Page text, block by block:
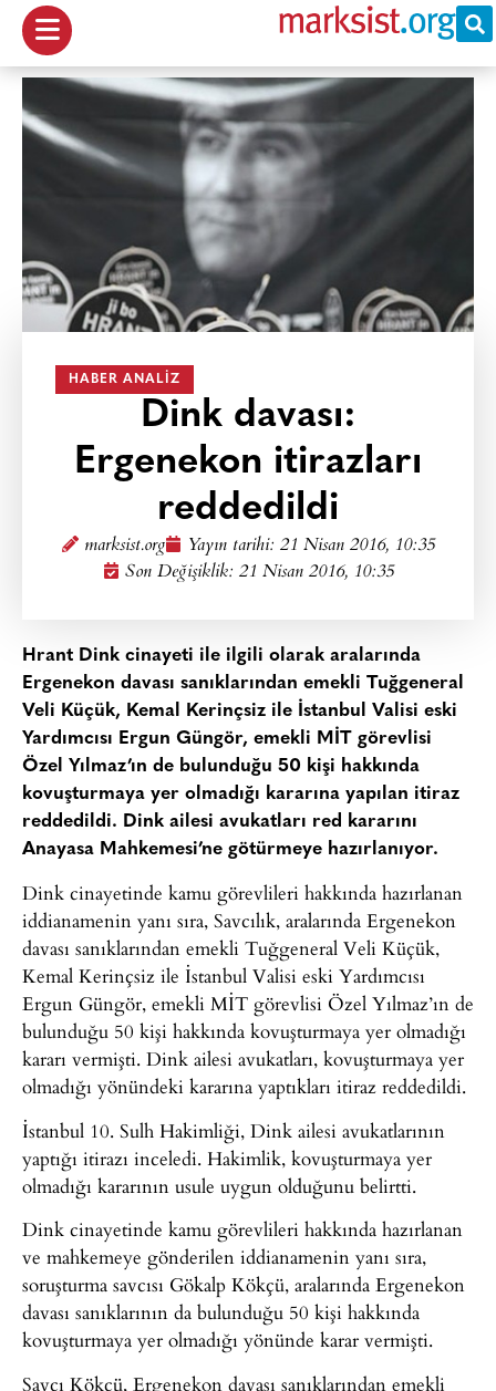
HABER ANALIZ
Dink davası:
Ergenekon itirazları
reddedildi
marksist.org Yayın tarihi: 21 Nisan 2016, 10:35
Son Değişiklik: 21 Nisan 2016, 10:35
Hrant Dink cinayeti ile ilgili olarak aralarında
Ergenekon davası sanıklarından emekli Tuğgeneral
Veli Küçük, Kemal Kerinçsiz ile İstanbul Valisi eski
Yardımcısı Ergun Güngör, emekli MİT görevlisi
Özel Yılmaz’ın de bulunduğu 50 kişi hakkında
kovuşturmaya yer olmadığı kararına yapılan itiraz
reddedildi. Dink ailesi avukatları red kararını
Anayasa Mahkemesi’ne götürmeye hazırlanıyor.
Dink cinayetinde kamu görevlileri hakkında hazırlanan
iddianamenin yanı sıra, Savcılık, aralarında Ergenekon
davası sanıklarından emekli Tuğgeneral Veli Küçük,
Kemal Kerinçsiz ile İstanbul Valisi eski Yardımcısı
Ergun Güngör, emekli MİT görevlisi Özel Yılmaz’ın de
bulunduğu 50 kişi hakkında kovuşturmaya yer olmadığı
kararı vermişti. Dink ailesi avukatları, kovuşturmaya yer
olmadığı yönündeki kararına yaptıkları itiraz reddedildi.
İstanbul 10. Sulh Hakimliği, Dink ailesi avukatlarının
yaptığı itirazı inceledi. Hakimlik, kovuşturmaya yer
olmadığı kararının usule uygun olduğunu belirtti.
Dink cinayetinde kamu görevlileri hakkında hazırlanan
ve mahkemeye gönderilen iddianamenin yanı sıra,
soruşturma savcısı Gökalp Kökçü, aralarında Ergenekon
davası sanıklarının da bulunduğu 50 kişi hakkında
kovuşturmaya yer olmadığı yönünde karar vermişti.
Savcı Kökçü, Ergenekon davası sanıklarından emekli